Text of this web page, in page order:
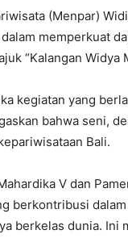
(Menpar)
memperkuat
“Kalangan Widya
kegiatan yang
bahwa seni,
Bali.
V dan
berkontribusi
berkelas dunia. Ini